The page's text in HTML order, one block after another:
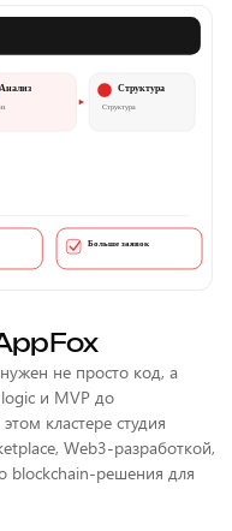
не просто код, а
и MVP до
кластере студия
Web3-разработкой,
blockchain-решения для